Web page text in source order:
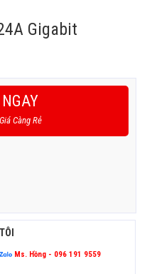
Gigabit
Càng Rẻ
Ms. Hồng - 096 191 9559